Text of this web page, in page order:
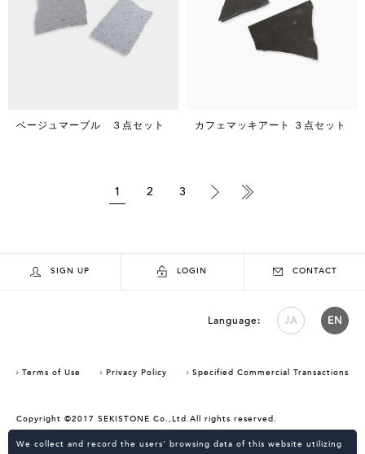
ベージュマーブル ３点セット カフェマッキアート ３点セット
1 2 3
SIGN UP LOGIN CONTACT
Language: JA EN
Terms of Use Privacy Policy Specified Commercial Transactions
Copyright ©2017 SEKISTONE Co.,Ltd.All rights reserved.
Consent Confirmation for Use of Cookies
We collect and record the users' browsing data of this website utilizing